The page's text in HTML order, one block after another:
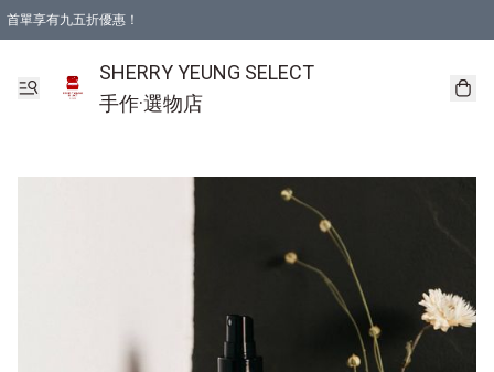
首單享有九五折優惠！
SHERRY YEUNG SELECT
手作·選物店